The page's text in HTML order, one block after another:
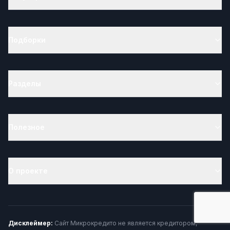
используйте отдельный email для финансовых операций и
условия и минимум спама.
Дисклеймер: Сайт Микрокредито не является кредитором,